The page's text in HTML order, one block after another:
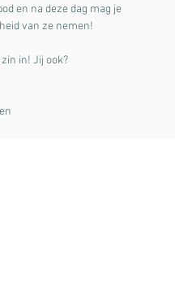
en na deze dag mag je
van ze nemen!
in! Jij ook?